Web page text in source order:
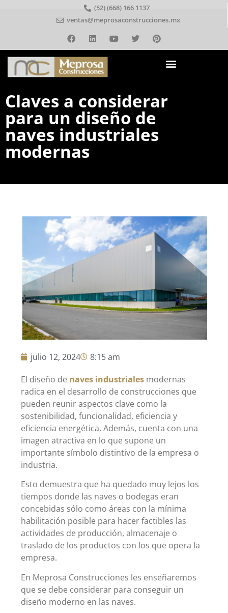
(52) (668) 166 1137
ventas@meprosaconstrucciones.mx
Claves a considerar
para un diseño de
naves industriales
modernas
julio 12, 2024
8:15 am
El diseño de naves industriales modernas
radica en el desarrollo de construcciones que
pueden reunir aspectos clave como la
sostenibilidad, funcionalidad, eficiencia y
eficiencia energética. Además, cuenta con una
imagen atractiva en lo que supone un
importante símbolo distintivo de la empresa o
industria.
Esto demuestra que ha quedado muy lejos los
tiempos donde las naves o bodegas eran
concebidas sólo como áreas con la mínima
habilitación posible para hacer factibles las
actividades de producción, almacenaje o
traslado de los productos con los que opera la
empresa.
En Meprosa Construcciones les enseñaremos
que se debe considerar para conseguir un
diseño moderno en las naves.